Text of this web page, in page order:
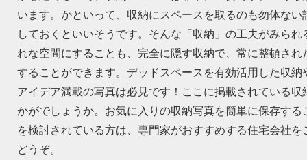
います。かといって、収納にスペースを取るのも勿体な
しておくといいそうです。そんな「収納」の工夫がみら
れな空間にすることも、完全に隠す収納で、常に整頓さ
することができます。デッドスペースを有効活用した収
アイデア満載の写真は必見です！ここに掲載されている
かがでしょうか。お気に入りの収納写真を簡単に保存す
を検討されている方は、専門家がおすすめする住宅会社
どうぞ。